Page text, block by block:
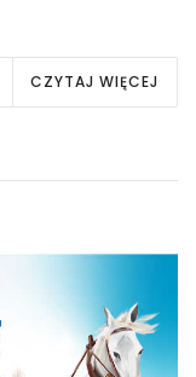
CZYTAJ WIĘCEJ